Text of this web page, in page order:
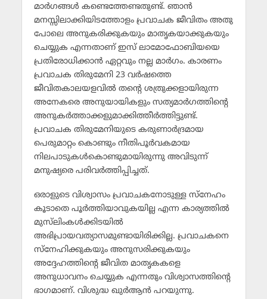
മാര്‍ഗങ്ങള്‍ കണ്ടെത്തേണ്ടതുണ്ട്. ഞാന്‍
മനസ്സിലാക്കിയിടത്തോളം പ്രവാചക ജീവിതം അതു
പോലെ അനുകരിക്കുകയും മാതൃകയാക്കുകയും
ചെയ്യുക എന്നതാണ് ഇസ് ലാമോഫോബിയയെ
പ്രതിരോധിക്കാന്‍ ഏറ്റവും നല്ല മാര്‍ഗം. കാരണം
പ്രവാചക തിരുമേനി 23 വര്‍ഷത്തെ
ജീവിതകാലയളവില്‍ തന്റെ ശത്രുക്കളായിരുന്ന
അനേകരെ അനുയായികളും സത്യമാര്‍ഗത്തിന്റെ
അനുകര്‍ത്താക്കളുമാക്കിത്തീര്‍ത്തിട്ടുണ്ട്.
പ്രവാചക തിരുമേനിയുടെ കരുണാര്‍ദ്രമായ
പെരുമാറ്റം കൊണ്ടും നീതിപൂര്‍വകമായ
നിലപാടുകള്‍കൊണ്ടുമായിരുന്നു അവിടുന്ന്
മനുഷ്യരെ പരിവര്‍ത്തിപ്പിച്ചത്.
ഒരാളുടെ വിശ്വാസം പ്രവാചകനോടുള്ള സ്‌നേഹം
കൂടാതെ പൂര്‍ത്തിയാവുകയില്ല എന്ന കാര്യത്തില്‍
മുസ്‌ലിംകള്‍ക്കിടയില്‍
അഭിപ്രായവത്യാസമുണ്ടായിരിക്കില്ല. പ്രവാചകനെ
സ്‌നേഹിക്കുകയും അനുസരിക്കുകയും
അദ്ദേഹത്തിന്റെ ജീവിത മാതൃകകളെ
അനുധാവനം ചെയ്യുക എന്നതും വിശ്വാസത്തിന്റെ
ഭാഗമാണ്. വിശുദ്ധ ഖുര്‍ആന്‍ പറയുന്നു.